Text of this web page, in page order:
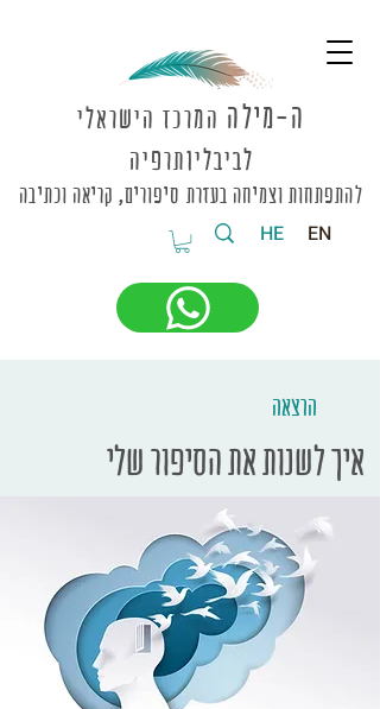
HE EN
ה-מילה המרכז הישראלי
לביבליותרפיה
להתפתחות וצמיחה בעזרת סיפורים, קריאה וכתיבה
הרצאה
איך לשנות את הסיפור שלי